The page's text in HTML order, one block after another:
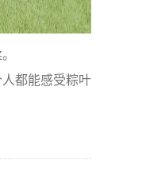
都能感受粽叶